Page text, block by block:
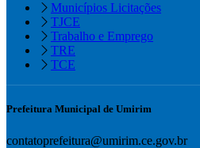
Municípios Licitações
TJCE
Trabalho e Emprego
TRE
TCE
Prefeitura Municipal de Umirim
contatoprefeitura@umirim.ce.gov.br